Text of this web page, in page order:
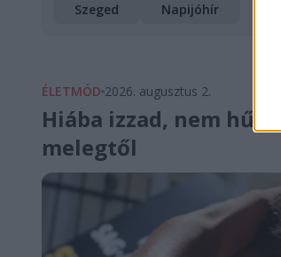
Szeged
Napijóhír
ÉLETMÓD 2026. augusztus 2.
Hiába izzad, nem hűl
melegtől